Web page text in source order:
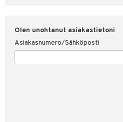
Olen unohtanut asiakastietoni
Asiakasnumero/Sähköposti